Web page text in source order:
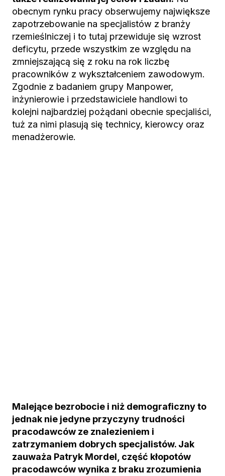
obecnym rynku pracy obserwujemy największe
zapotrzebowanie na specjalistów z branży
rzemieślniczej i to tutaj przewiduje się wzrost
deficytu, przede wszystkim ze względu na
zmniejszającą się z roku na rok liczbę
pracowników z wykształceniem zawodowym.
Zgodnie z badaniem grupy Manpower,
inżynierowie i przedstawiciele handlowi to
kolejni najbardziej pożądani obecnie specjaliści,
tuż za nimi plasują się technicy, kierowcy oraz
menadżerowie.
Malejące bezrobocie i niż demograficzny to
jednak nie jedyne przyczyny trudności
pracodawców ze znalezieniem i
zatrzymaniem dobrych specjalistów. Jak
zauważa Patryk Mordel, część kłopotów
pracodawców wynika z braku zrozumienia